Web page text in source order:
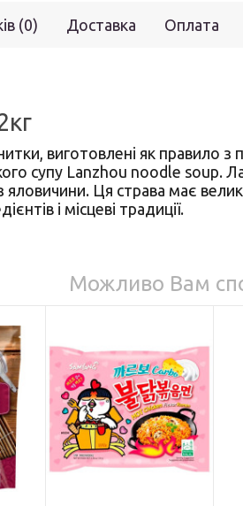
(0) Доставка Оплата
виготовлені як
супу Lanzhou noodle
Ця страва має
і місцеві традиції.
Можливо Вам